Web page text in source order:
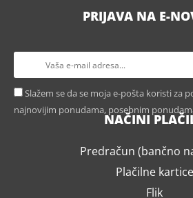
PRIJAVA NA E-
Slažem se da se moja e-pošta koristi za
najnovijim ponudama, posebnim
NAČINI
Predračun (bančno
Plačilne kartice
Flik